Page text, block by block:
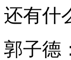
还有什
郭子德